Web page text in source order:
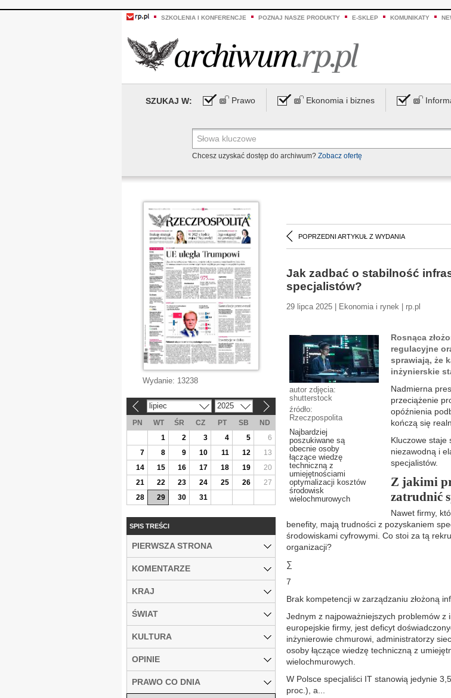
SZKOLENIA I KONFERENCJE POZNAJ NASZE PRODUKTY E-SKLEP KOMUNIKATY
SZUKAJ W: Prawo Ekonomia i biznes
Chcesz uzyskać dostęp do archiwum? Zobacz ofertę
POPRZEDNI ARTYKUŁ Z WYDANIA
Jak zadbać o stabilność
specjalistów?
29 lipca 2025 | Ekonomia i rynek | rp.pl
autor zdjęcia:
shutterstock
źródło:
Rzeczpospolita
Najbardziej
poszukiwane są
obecnie osoby
łączące wiedzę
techniczną z
umiejętnościami
optymalizacji kosztów
środowisk
wielochmurowych
Rosnąca
regulacyjne
sprawiają, że
inżynierskie
Nadmierna
przeciążenie
opóźnienia
kończą się
Kluczowe staje
niezawodną i
specjalistów.
Z jakimi
zatrudnić
Nawet firmy,
benefity, mają trudności z pozyskaniem
środowiskami cyfrowymi. Co stoi za tą
organizacji?
∑
7
Brak kompetencji w zarządzaniu złożoną
Jednym z najpoważniejszych problemów
europejskie firmy, jest deficyt
inżynierowie chmurowi, administratorzy
osoby łączące wiedzę techniczną z
wielochmurowych.
W Polsce specjaliści IT stanowią jedynie
proc.), a...
Wydanie: 13238
lipiec 2025
PN WT ŚR CZ PT SB
ND
1
2 3 4 5
6
7
8 9 10 11 12
13
14
15 16 17 18 19
20
21
22 23 24 25 26
27
28
29 30 31
SPIS TREŚCI
PIERWSZA STRONA
KOMENTARZE
KRAJ
ŚWIAT
KULTURA
OPINIE
PRAWO CO DNIA